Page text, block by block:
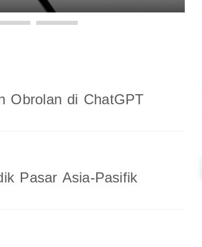
Obrolan di ChatGPT
Pasar Asia-Pasifik